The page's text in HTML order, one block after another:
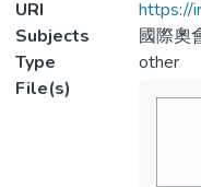
URI
https://
Subjects
國際奧
Type
other
File(s)